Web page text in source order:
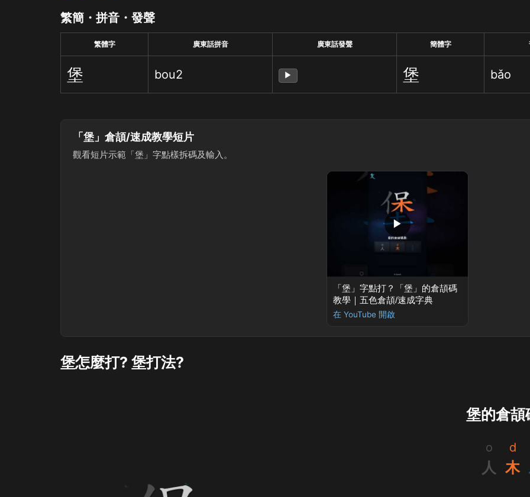
繁簡・拼音・發聲
繁體字 廣東話拼音 廣東話發聲 簡體字
堡 bou2 ▶ 堡 bǎo
「堡」倉頡/速成教學短片
觀看短片示範「堡」字點樣拆碼及輸入。
▶
「堡」字點打？「堡」的倉頡碼
教學｜五色倉頡/速成字典
在 YouTube 開啟
堡怎麼打? 堡打法?
堡的倉頡
o
人
d
木